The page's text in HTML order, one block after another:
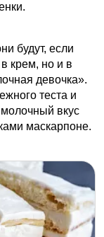
будут, если
крем, но и в
девочка».
теста и
молочный вкус
маскарпоне.